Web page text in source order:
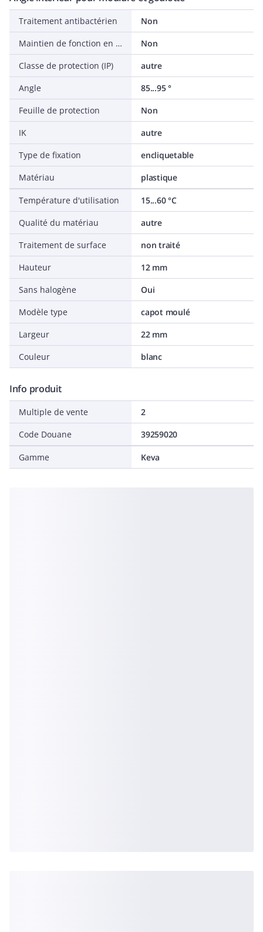
Traitement antibactérien
Non
Maintien de fonction en cas d'incendie
Non
Classe de protection (IP)
autre
Angle
85...95 °
Feuille de protection
Non
IK
autre
Type de fixation
encliquetable
Matériau
plastique
Température d'utilisation
15...60 °C
Qualité du matériau
autre
Traitement de surface
non traité
Hauteur
12 mm
Sans halogène
Oui
Modèle type
capot moulé
Largeur
22 mm
Couleur
blanc
Info produit
Multiple de vente
2
Code Douane
39259020
Gamme Keva